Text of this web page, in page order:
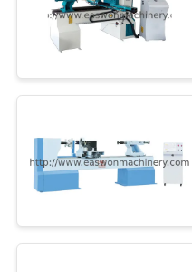
SITEMAP
PRIVACY
Maschine